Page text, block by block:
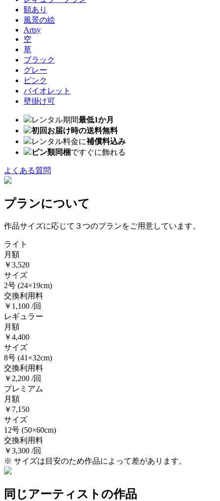
額あり
風景の絵
Artsy
空
草
ブラック
グレー
ピンク
バイオレット
壁掛け可
レンタル期間最低1か月
初回お届け時の送料無料
レンタル料金に補償料込み
ピン類同梱ですぐに飾れる
よくある質問
プランについて
作品サイズに応じて３つのプランをご用意しています。
ライト
月額
￥3,520
サイズ
2号 (24×19cm)
交換利用料
￥1,100 /回
レギュラー
月額
￥4,400
サイズ
8号 (41×32cm)
交換利用料
￥2,200 /回
プレミアム
月額
￥7,150
サイズ
12号 (50×60cm)
交換利用料
￥3,300 /回
※ サイズは目安のため作品によって差があります。
同じアーティストの作品